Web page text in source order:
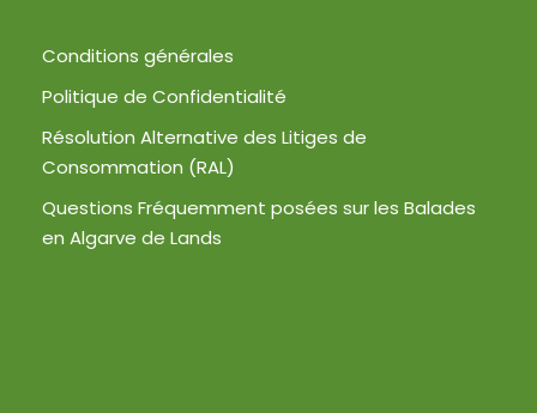
Conditions générales
Politique de Confidentialité
Résolution Alternative des Litiges de
Consommation (RAL)
Questions Fréquemment posées sur les Balades
en Algarve de Lands